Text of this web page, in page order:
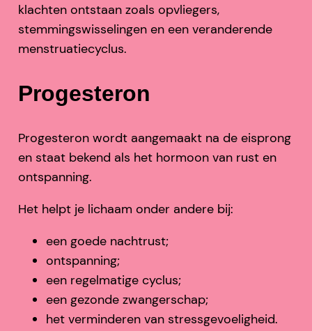
klachten ontstaan zoals opvliegers,
stemmingswisselingen en een veranderende
menstruatiecyclus.
Progesteron
Progesteron wordt aangemaakt na de eisprong
en staat bekend als het hormoon van rust en
ontspanning.
Het helpt je lichaam onder andere bij:
een goede nachtrust;
ontspanning;
een regelmatige cyclus;
een gezonde zwangerschap;
het verminderen van stressgevoeligheid.